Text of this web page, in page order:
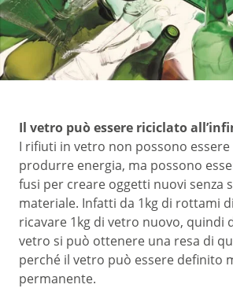
Il vetro può essere riciclato
I rifiuti in vetro non possono
produrre energia, ma possono
fusi per creare oggetti nuovi senza
materiale. Infatti da 1kg di rottami
ricavare 1kg di vetro nuovo, quindi
vetro si può ottenere una resa di
perché il vetro può essere definito
permanente.